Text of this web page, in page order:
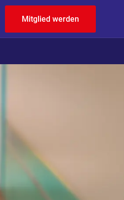
Mitglied werden